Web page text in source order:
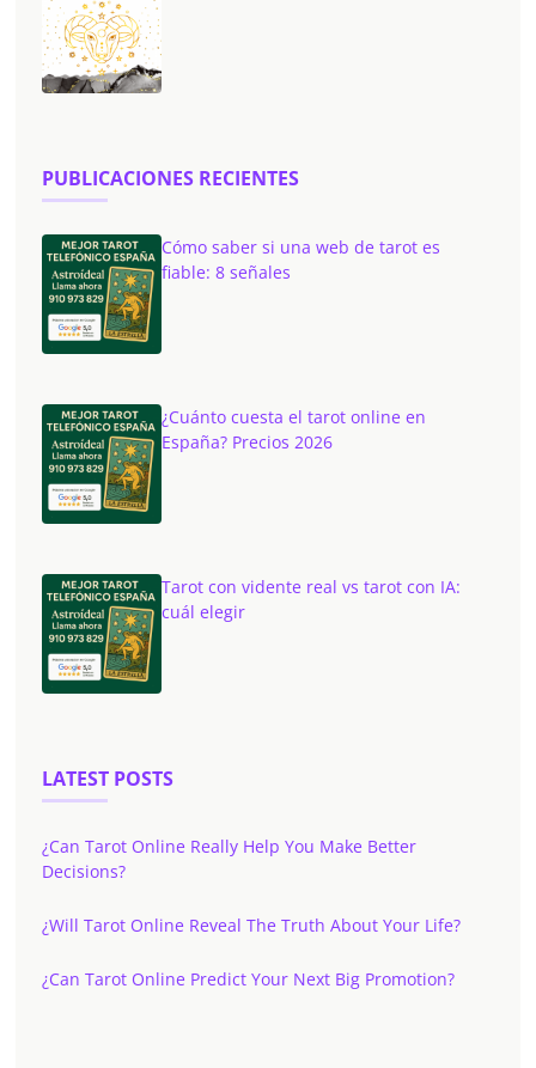
PUBLICACIONES RECIENTES
Cómo saber si una web de tarot es
fiable: 8 señales
¿Cuánto cuesta el tarot online en
España? Precios 2026
Tarot con vidente real vs tarot con IA:
cuál elegir
LATEST POSTS
¿Can Tarot Online Really Help You Make Better
Decisions?
¿Will Tarot Online Reveal The Truth About Your Life?
¿Can Tarot Online Predict Your Next Big Promotion?